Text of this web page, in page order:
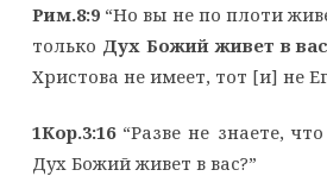
Рим.8:9“Но вы не по плоти
только Дух Божий живет в
Христова не имеет, тот [и] не
1Кор.3:16“Разве не знаете,
Дух Божий живет в вас?”